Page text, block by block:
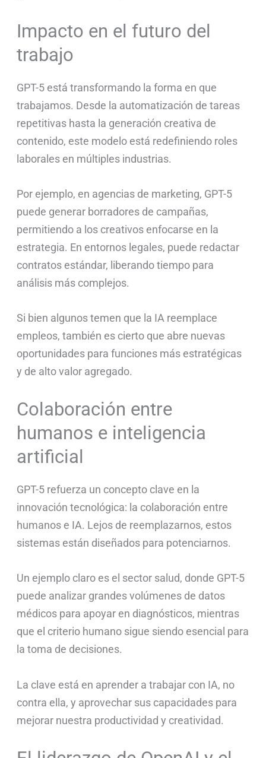
Impacto en el futuro del
trabajo
GPT-5 está transformando la forma en que
trabajamos. Desde la automatización de tareas
repetitivas hasta la generación creativa de
contenido, este modelo está redefiniendo roles
laborales en múltiples industrias.
Por ejemplo, en agencias de marketing, GPT-5
puede generar borradores de campañas,
permitiendo a los creativos enfocarse en la
estrategia. En entornos legales, puede redactar
contratos estándar, liberando tiempo para
análisis más complejos.
Si bien algunos temen que la IA reemplace
empleos, también es cierto que abre nuevas
oportunidades para funciones más estratégicas
y de alto valor agregado.
Colaboración entre
humanos e inteligencia
artificial
GPT-5 refuerza un concepto clave en la
innovación tecnológica: la colaboración entre
humanos e IA. Lejos de reemplazarnos, estos
sistemas están diseñados para potenciarnos.
Un ejemplo claro es el sector salud, donde GPT-5
puede analizar grandes volúmenes de datos
médicos para apoyar en diagnósticos, mientras
que el criterio humano sigue siendo esencial para
la toma de decisiones.
La clave está en aprender a trabajar con IA, no
contra ella, y aprovechar sus capacidades para
mejorar nuestra productividad y creatividad.